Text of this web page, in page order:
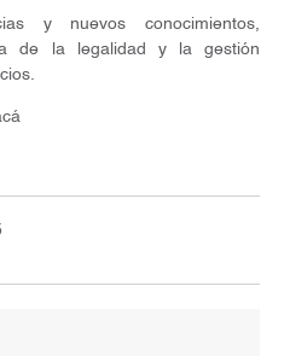
y nuevos conocimientos,
de la legalidad y la gestión